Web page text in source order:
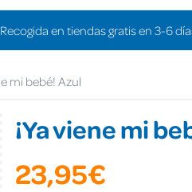
en tiendas gratis en 3-6
mi bebé! Azul
¡Ya viene mi
23,95€